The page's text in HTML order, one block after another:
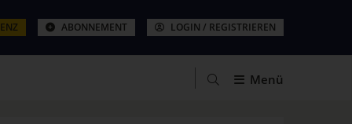
ABONNEMENT LOGIN / REGISTRIEREN
Menü